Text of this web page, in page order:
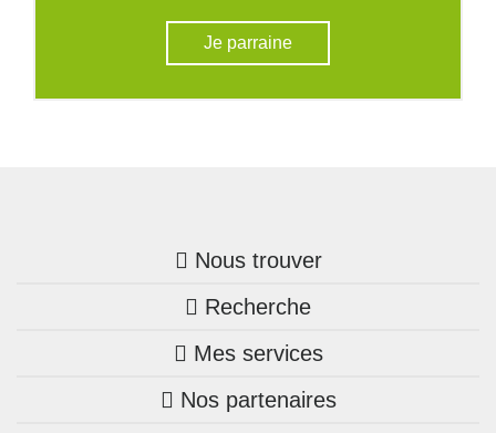
Je parraine
Nous trouver
Trouver une agence
Bretagne
Pays de la Loire
Recherche
Nos annonces
Maison + terrain
Mes services
Mon compte Trecobois
Nos partenaires